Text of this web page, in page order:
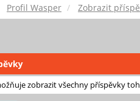
Profil Wasper Zobrazit
zobrazit všechny příspěvky